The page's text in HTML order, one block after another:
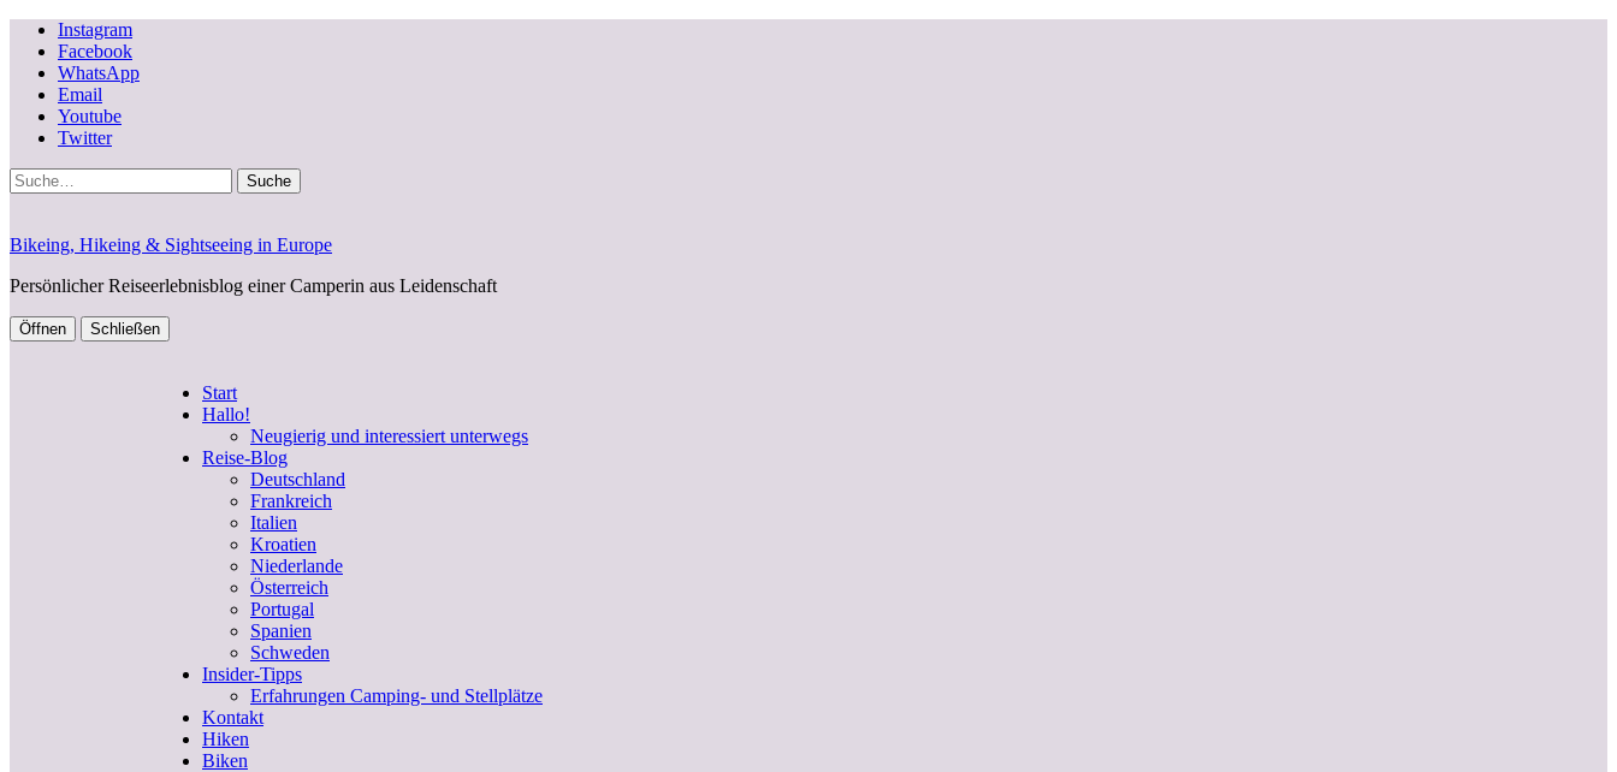
Instagram
Facebook
WhatsApp
Email
Youtube
Twitter
Suche
Bikeing, Hikeing & Sightseeing in Europe
Persönlicher Reiseerlebnisblog einer Camperin aus Leidenschaft
Öffnen Schließen
Start
Hallo!
Neugierig und interessiert unterwegs
Reise-Blog
Deutschland
Frankreich
Italien
Kroatien
Niederlande
Österreich
Portugal
Spanien
Schweden
Insider-Tipps
Erfahrungen Camping- und Stellplätze
Kontakt
Hiken
Biken